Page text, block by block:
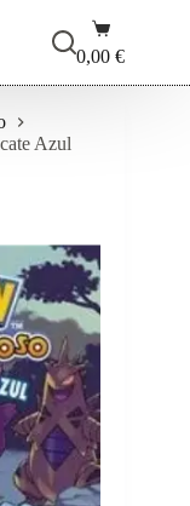
Carrello
0,00€
Azul